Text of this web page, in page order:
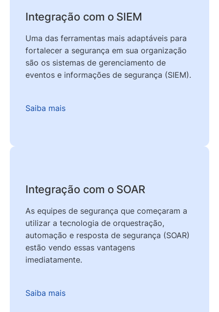
Integração com o SIEM
Uma das ferramentas mais adaptáveis para
fortalecer a segurança em sua organização
são os sistemas de gerenciamento de
eventos e informações de segurança (SIEM).
Saiba mais
Integração com o SOAR
As equipes de segurança que começaram a
utilizar a tecnologia de orquestração,
automação e resposta de segurança (SOAR)
estão vendo essas vantagens
imediatamente.
Saiba mais